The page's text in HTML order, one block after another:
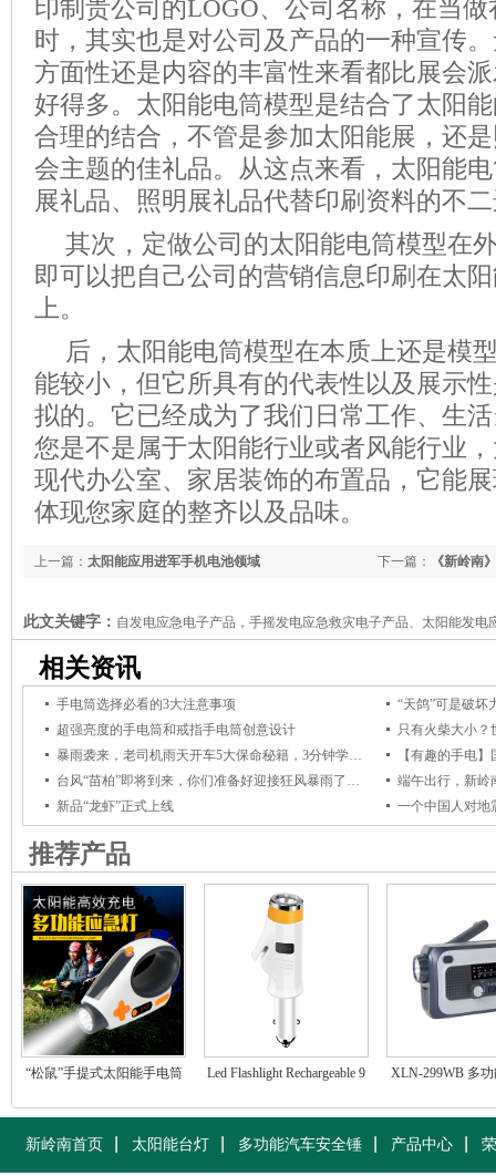
印制贵公司的LOGO、公司名称，在当
时，其实也是对公司及产品的一种宣传
方面性还是内容的丰富性来看都比展会
好得多。太阳能电筒模型是结合了太阳
合理的结合，不管是参加太阳能展，还
会主题的佳礼品。从这点来看，太阳能
展礼品、照明展礼品代替印刷资料的不
其次，定做公司的太阳能电筒模型在
即可以把自己公司的营销信息印刷在太
上。
后，太阳能电筒模型在本质上还是模
能较小，但它所具有的代表性以及展示
拟的。它已经成为了我们日常工作、生
您是不是属于太阳能行业或者风能行业
现代办公室、家居装饰的布置品，它能
体现您家庭的整齐以及品味。
下一篇： 《新岭南
上一篇： 太阳能应用进军手机电池领域
此文关键字： 自发电应急电子产品，手摇发电应急救灾电子产品、太阳能发
机、太阳能发电手电筒收音机、可充电LED手电筒收音机、多功能汽车安全锤
急救灾方案和产品提供商
相关资讯
手电筒选择必看的3大注意事项
超强亮度的手电筒和戒指手电筒创意设计
只有火柴大小
暴雨袭来，老司机雨天开车5大保命秘籍，3分钟学会！
台风“苗柏”即将到来，你们准备好迎接狂风暴雨了吗？
新品“龙虾”正式上线
一个中国人对地
推荐产品
“松鼠”手提式太阳能手电筒
Led Flashlight Rechargeable 9
Tool with Usb Car
Charger,Window B
XLN-299WB 多
新岭南首页 太阳能台灯 多功能汽车安全锤 产品中心